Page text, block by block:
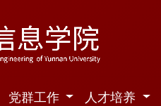
党群工作 人才培养